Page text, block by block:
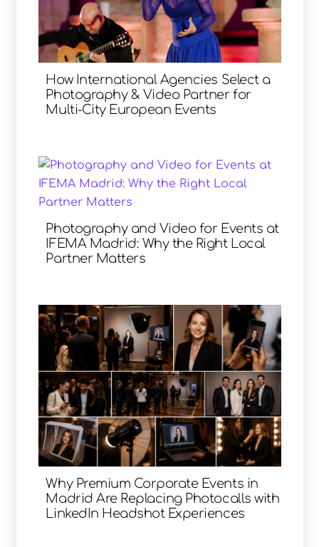
How International Agencies Select a
Photography & Video Partner for
Multi-City European Events
Photography and Video for Events at
IFEMA Madrid: Why the Right Local
Partner Matters
Why Premium Corporate Events in
Madrid Are Replacing Photocalls with
LinkedIn Headshot Experiences